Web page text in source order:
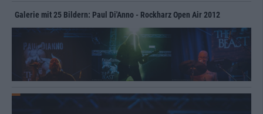
Galerie mit 25 Bildern: Paul Di'Anno - Rockharz Open Air 2012